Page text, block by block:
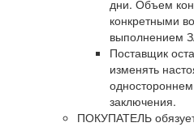
дни. Объем
конкретными
выполнением
Поставщик
изменять
заключения.
ПОКУПАТЕЛЬ